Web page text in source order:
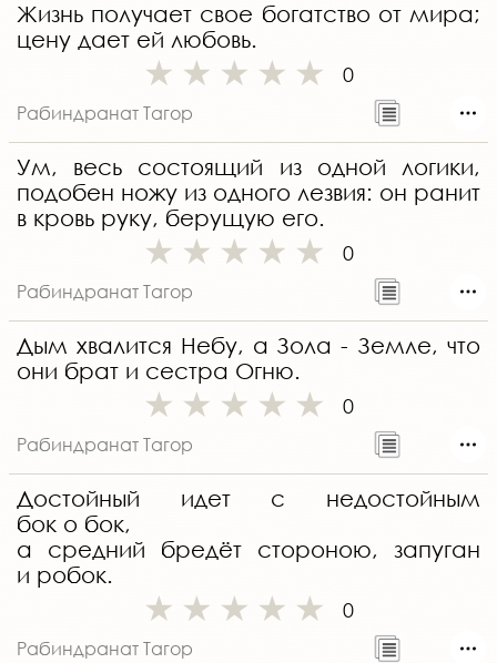
Жизнь получает свое богатство от мира;
цену дает ей любовь.
0
Рабиндранат Тагор
Ум, весь состоящий из одной логики,
подобен ножу из одного лезвия: он ранит
в кровь руку, берущую его.
0
Рабиндранат Тагор
Дым хвалится Небу, а Зола - Земле, что
они брат и сестра Огню.
0
Рабиндранат Тагор
Достойный идет с недостойным
бок о бок,
а средний бредёт стороною, запуган
и робок.
0
Рабиндранат Тагор